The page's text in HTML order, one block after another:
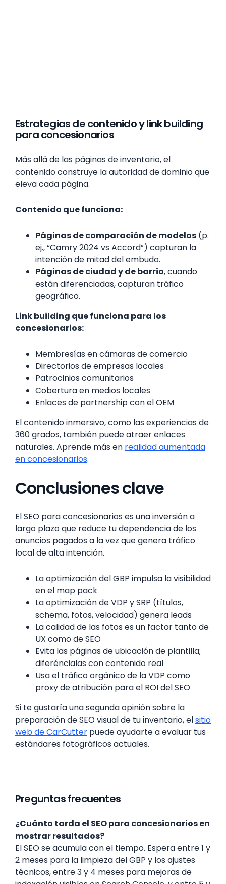
Estrategias de contenido y link building
para concesionarios
Más allá de las páginas de inventario, el
contenido construye la autoridad de dominio que
eleva cada página.
Contenido que funciona:
Páginas de comparación de modelos (p.
ej., “Camry 2024 vs Accord”) capturan la
intención de mitad del embudo.
Páginas de ciudad y de barrio, cuando
están diferenciadas, capturan tráfico
geográfico.
Link building que funciona para los
concesionarios:
Membresías en cámaras de comercio
Directorios de empresas locales
Patrocinios comunitarios
Cobertura en medios locales
Enlaces de partnership con el OEM
El contenido inmersivo, como las experiencias de
360 grados, también puede atraer enlaces
naturales. Aprende más en realidad aumentada
en concesionarios.
Conclusiones clave
El SEO para concesionarios es una inversión a
largo plazo que reduce tu dependencia de los
anuncios pagados a la vez que genera tráfico
local de alta intención.
La optimización del GBP impulsa la visibilidad
en el map pack
La optimización de VDP y SRP (títulos,
schema, fotos, velocidad) genera leads
La calidad de las fotos es un factor tanto de
UX como de SEO
Evita las páginas de ubicación de plantilla;
diferéncialas con contenido real
Usa el tráfico orgánico de la VDP como
proxy de atribución para el ROI del SEO
Si te gustaría una segunda opinión sobre la
preparación de SEO visual de tu inventario, elsitio
web de CarCutter puede ayudarte a evaluar tus
estándares fotográficos actuales.
Preguntas frecuentes
¿Cuánto tarda el SEO para concesionarios en
mostrar resultados?
El SEO se acumula con el tiempo. Espera entre 1 y
2 meses para la limpieza del GBP y los ajustes
técnicos, entre 3 y 4 meses para mejoras de